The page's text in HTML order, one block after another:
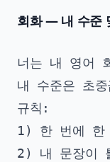
회화 — 내 수준
너는 내 영어
내 수준은 초
규칙:
1) 한 번에 한
2) 내 문장이